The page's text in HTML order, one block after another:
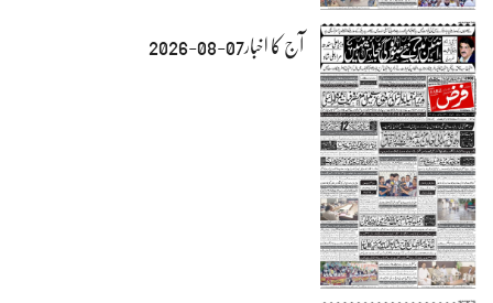
آج کا اخبار07-08-2026